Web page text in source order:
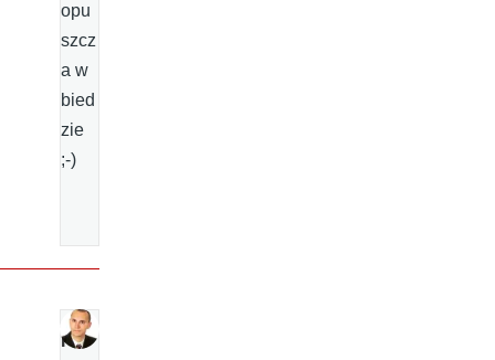
opu
szcz
a w
bied
zie
;-)
P